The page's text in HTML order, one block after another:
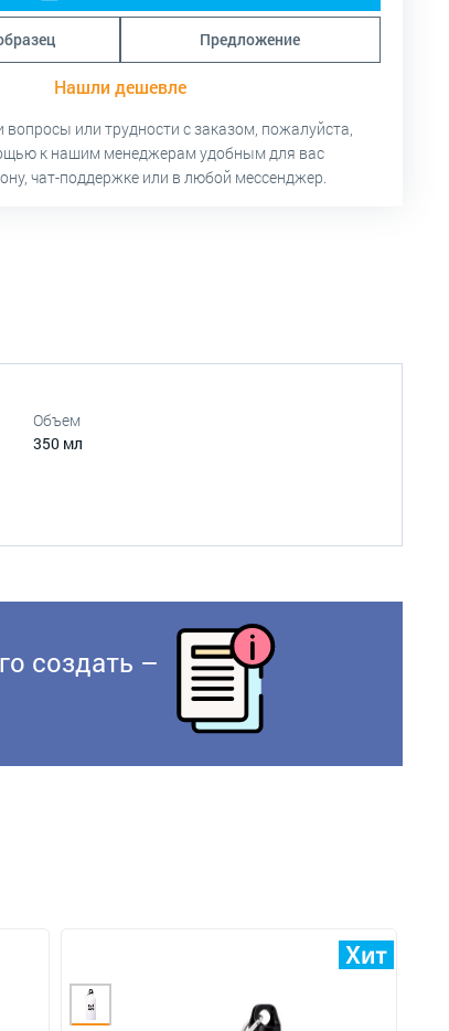
Предложение
Нашли дешевле
вопросы или трудности с заказом, пожалуйста,
к нашим менеджерам удобным для вас
чат-поддержке или в любой мессенджер.
Объем
350 мл
создать –